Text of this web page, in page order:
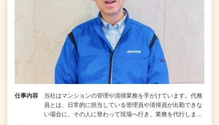
仕事内容
当社はマンションの管理や清掃業務を手がけています。代務
員とは、日常的に担当している管理員や清掃員が出勤できな
い場合に、その人に替わって現場へ行き、業務を代行しま…